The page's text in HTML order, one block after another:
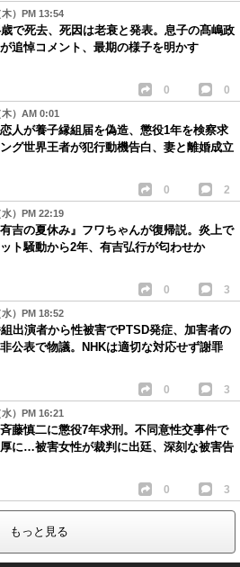
）PM 13:54
で死去、死因は老衰と発表。息子の髙嶋政
追悼コメント、最期の様子を明かす
0 0
）AM 0:01
人が養子縁組届を偽造、懲役1年を検察求
グ世界王者が犯行動機告白、妻と離婚成立
0 2
）PM 22:19
吉の夏休み』フワちゃんが復帰説。炎上で
ト騒動から2年、有吉弘行が匂わせか
0 3
）PM 18:52
出演者から性被害でPTSD発症、加害者の
公表で物議。NHKは適切な対応せず謝罪
0 3
）PM 16:21
藤慎二に懲役7年求刑。不同意性交事件で
に…被害女性が裁判に出廷、深刻な被害告
0 3
もっと見る